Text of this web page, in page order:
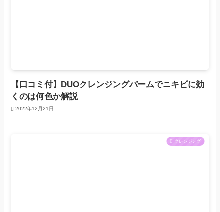
【口コミ付】DUOクレンジングバームでニキビに効
くのは何色か解説
2022年12月21日
クレンジング